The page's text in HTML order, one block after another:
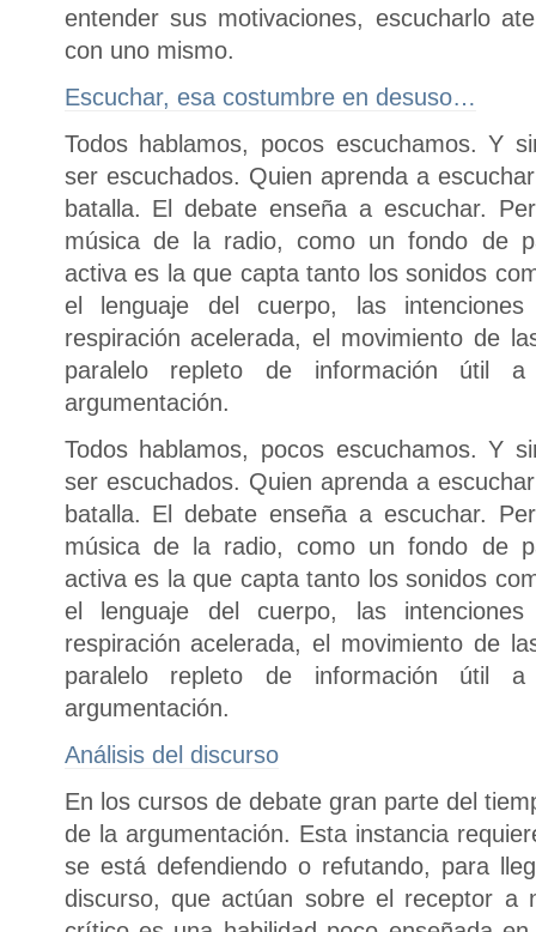
entender sus motivaciones, escucharlo
con uno mismo.
Escuchar, esa costumbre en desuso…
Todos hablamos, pocos escuchamos. Y
ser escuchados. Quien aprenda a
batalla. El debate enseña a escuchar.
música de la radio, como un fondo de
activa es la que capta tanto los sonidos
el lenguaje del cuerpo, las
respiración acelerada, el movimiento de
paralelo repleto de información útil
argumentación.
Todos hablamos, pocos escuchamos. Y
ser escuchados. Quien aprenda a
batalla. El debate enseña a escuchar.
música de la radio, como un fondo de
activa es la que capta tanto los sonidos
el lenguaje del cuerpo, las
respiración acelerada, el movimiento de
paralelo repleto de información útil
argumentación.
Análisis del discurso
En los cursos de debate gran parte del
de la argumentación. Esta instancia
se está defendiendo o refutando, para
discurso, que actúan sobre el receptor a